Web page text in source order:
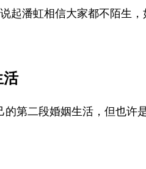
起潘虹相信大家都不陌生
活
第二段婚姻生活，但也